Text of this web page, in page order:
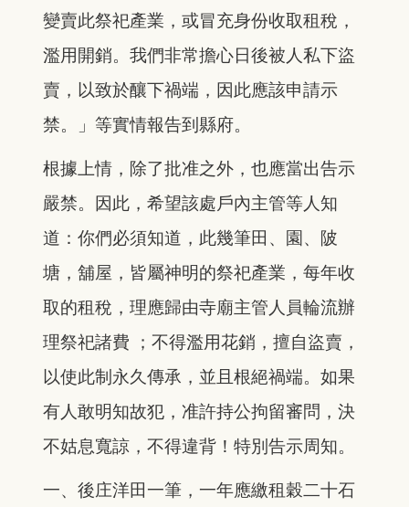
變賣此祭祀產業，或冒充身份收取租稅，
濫用開銷。我們非常擔心日後被人私下盜
賣，以致於釀下禍端，因此應該申請示
禁。」等實情報告到縣府。
根據上情，除了批准之外，也應當出告示
嚴禁。因此，希望該處戶內主管等人知
道：你們必須知道，此幾筆田、園、陂
塘，舖屋，皆屬神明的祭祀產業，每年收
取的租稅，理應歸由寺廟主管人員輪流辦
理祭祀諸費 ；不得濫用花銷，擅自盜賣，
以使此制永久傳承，並且根絕禍端。如果
有人敢明知故犯，准許持公拘留審問，決
不姑息寬諒，不得違背！特別告示周知。
一、後庄洋田一筆，一年應繳租穀二十石